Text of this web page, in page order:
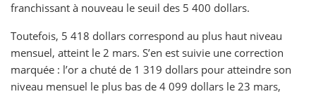
franchissant à nouveau le seuil des 5 400 dollars.
Toutefois, 5 418 dollars correspond au plus haut niveau
mensuel, atteint le 2 mars. S’en est suivie une correction
marquée : l’or a chuté de 1 319 dollars pour atteindre son
niveau mensuel le plus bas de 4 099 dollars le 23 mars,